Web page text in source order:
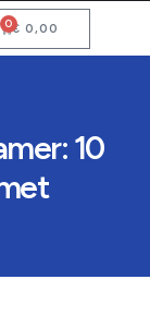
€ 0,00
0
10